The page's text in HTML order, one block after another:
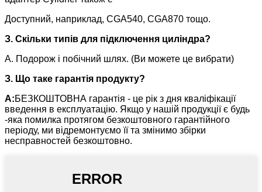
Доступний, наприклад, CGA540, CGA870 тощо.
З. Скільки типів для підключення циліндра?
A. Подорож і побічний шлях. (Ви можете це вибрати)
З. Що таке гарантія продукту?
A:БЕЗКОШТОВНА гарантія - це рік з дня кваліфікації
введення в експлуатацію. Якщо у нашій продукції є будь
-яка помилка протягом безкоштовного гарантійного
періоду, ми відремонтуємо її та змінимо збірки
несправностей безкоштовно.